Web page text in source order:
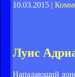
10.03.2015 |
Луис
Нападающий